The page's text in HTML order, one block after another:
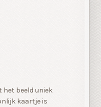
het beeld uniek
kaartje is